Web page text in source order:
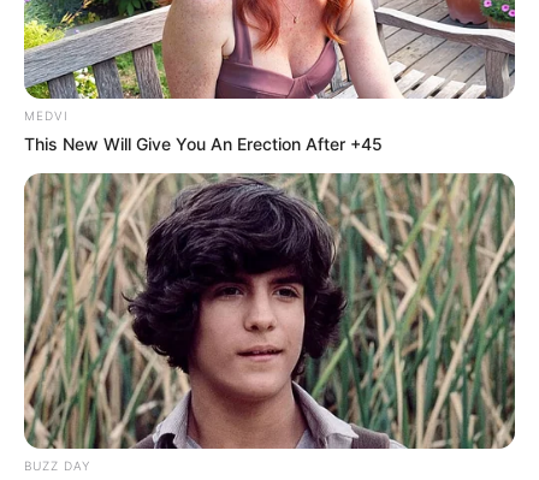
MEDVI
This New Will Give You An Erection After +45
BUZZ DAY